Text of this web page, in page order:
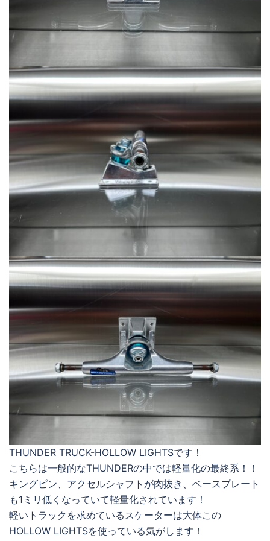
THUNDER TRUCK-HOLLOW LIGHTSです！
こちらは一般的なTHUNDERの中では軽量化の最終系！！
キングピン、アクセルシャフトが肉抜き、ベースプレート
も1ミリ低くなっていて軽量化されています！
軽いトラックを求めているスケーターは大体この
HOLLOW LIGHTSを使っている気がします！